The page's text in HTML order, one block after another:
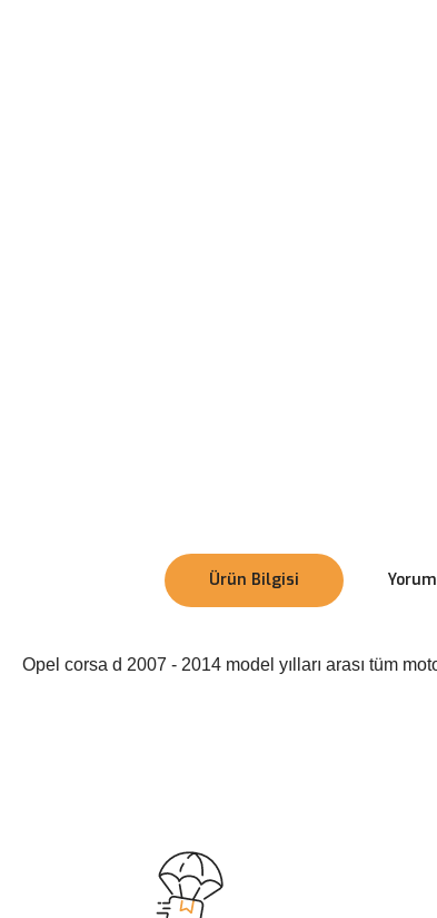
Ürün Bilgisi
Opel corsa d 2007 - 2014 model yılları arası tüm
Ürün açıklamasında eksik bilgiler bulunuyor.
Ürün bilgilerinde hatalar bulunuyor.